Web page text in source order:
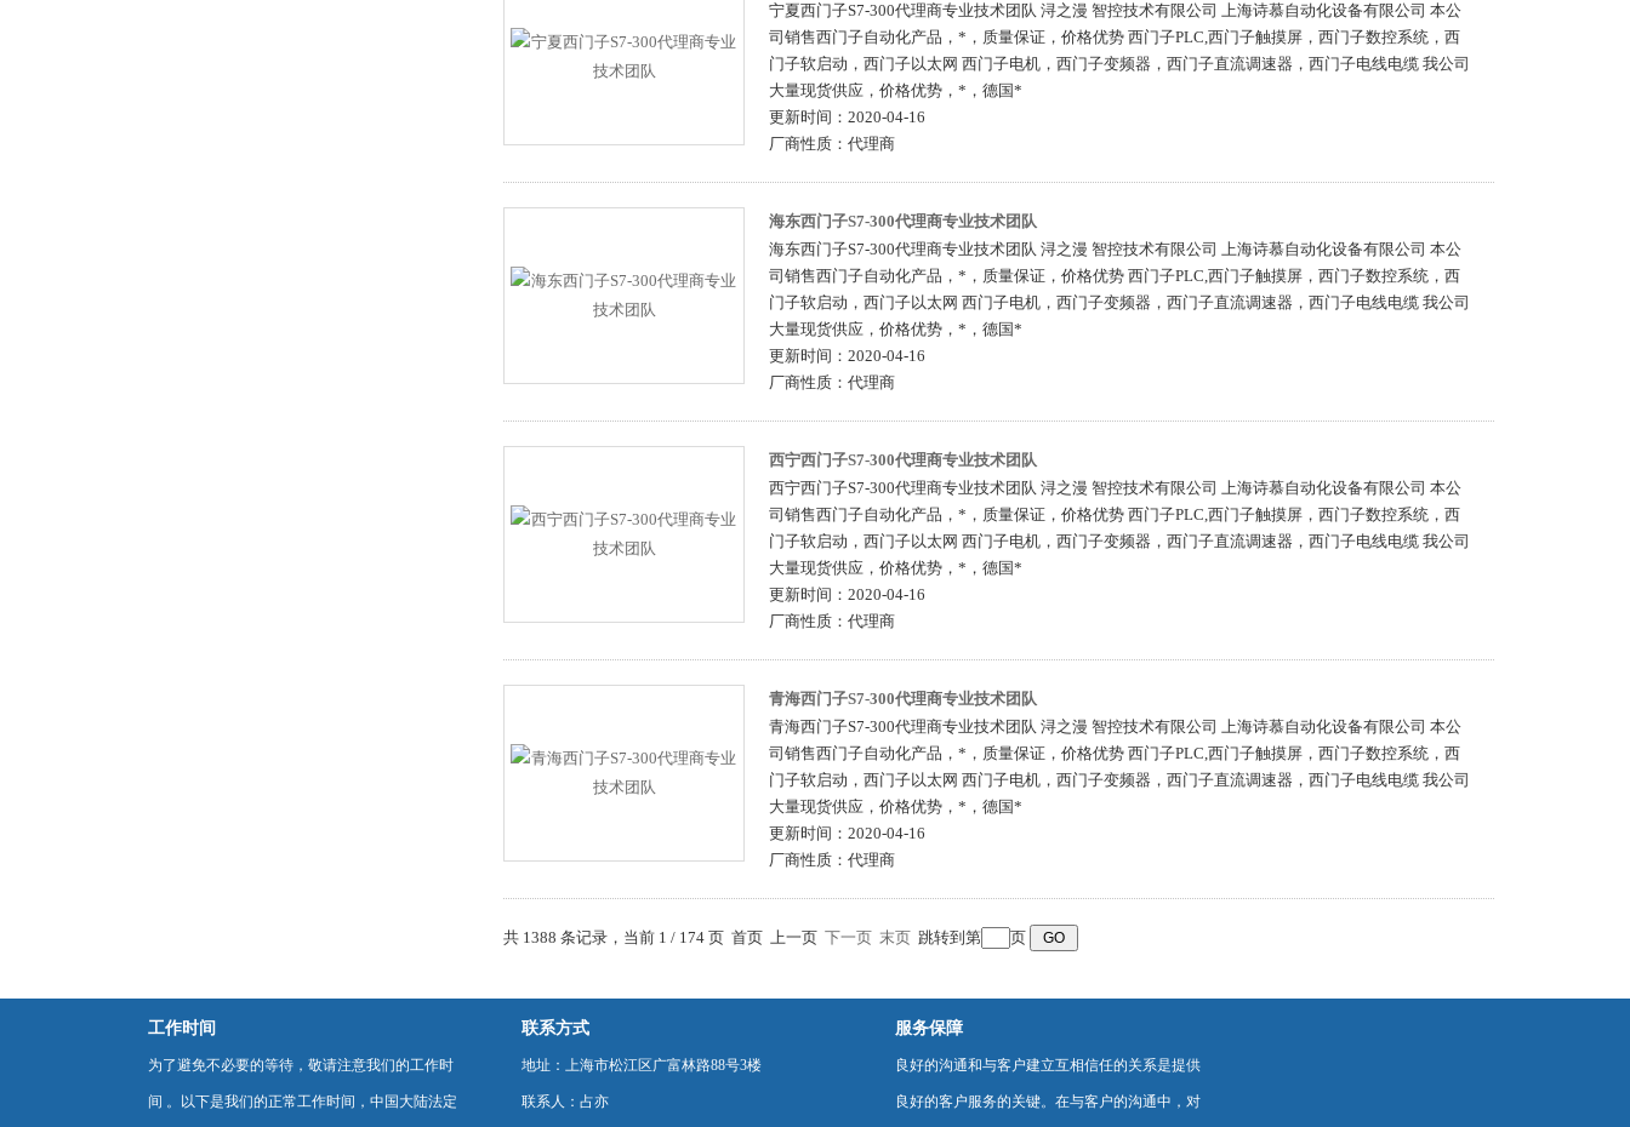
宁夏西门子S7-300代理商专业技术团队 浔之漫 智控技术有限公司 上海诗慕自动化设备有限公司 本公
司销售西门子自动化产品，*，质量保证，价格优势 西门子PLC,西门子触摸屏，西门子数控系统，西
门子软启动，西门子以太网 西门子电机，西门子变频器，西门子直流调速器，西门子电线电缆 我公司
大量现货供应，价格优势，*，德国*
更新时间： 2020-04-16
厂商性质： 代理商
海东西门子S7-300代理商专业技术团队
海东西门子S7-300代理商专业技术团队 浔之漫 智控技术有限公司 上海诗慕自动化设备有限公司 本公
司销售西门子自动化产品，*，质量保证，价格优势 西门子PLC,西门子触摸屏，西门子数控系统，西
门子软启动，西门子以太网 西门子电机，西门子变频器，西门子直流调速器，西门子电线电缆 我公司
大量现货供应，价格优势，*，德国*
更新时间： 2020-04-16
厂商性质： 代理商
西宁西门子S7-300代理商专业技术团队
西宁西门子S7-300代理商专业技术团队 浔之漫 智控技术有限公司 上海诗慕自动化设备有限公司 本公
司销售西门子自动化产品，*，质量保证，价格优势 西门子PLC,西门子触摸屏，西门子数控系统，西
门子软启动，西门子以太网 西门子电机，西门子变频器，西门子直流调速器，西门子电线电缆 我公司
大量现货供应，价格优势，*，德国*
更新时间： 2020-04-16
厂商性质： 代理商
青海西门子S7-300代理商专业技术团队
青海西门子S7-300代理商专业技术团队 浔之漫 智控技术有限公司 上海诗慕自动化设备有限公司 本公
司销售西门子自动化产品，*，质量保证，价格优势 西门子PLC,西门子触摸屏，西门子数控系统，西
门子软启动，西门子以太网 西门子电机，西门子变频器，西门子直流调速器，西门子电线电缆 我公司
大量现货供应，价格优势，*，德国*
更新时间： 2020-04-16
厂商性质： 代理商
共 1388 条记录，当前 1 / 174 页 首页 上一页 下一页 末页 跳转到第 页
工作时间
为了避免不必要的等待，敬请注意我们的工作时
间 。以下是我们的正常工作时间，中国大陆法定
联系方式
地址：上海市松江区广富林路88号3楼
联系人：占亦
服务保障
良好的沟通和与客户建立互相信任的关系是提供
良好的客户服务的关键。在与客户的沟通中，对